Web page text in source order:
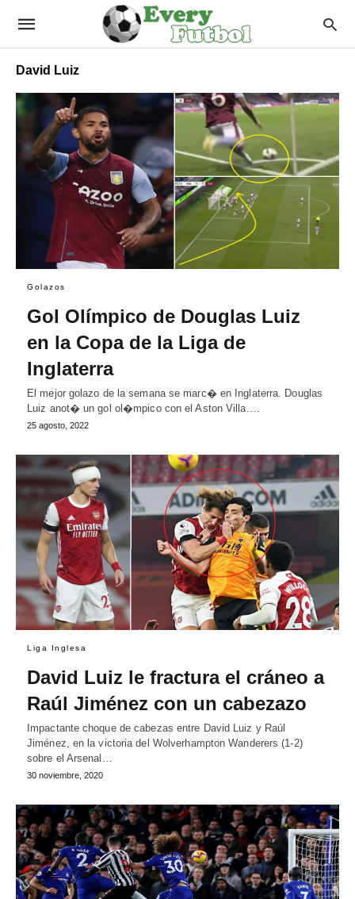
David Luiz
Golazos
Gol Olímpico de Douglas Luiz
en la Copa de la Liga de
Inglaterra
El mejor golazo de la semana se marc� en Inglaterra. Douglas
Luiz anot� un gol ol�mpico con el Aston Villa.…
25 agosto, 2022
Liga Inglesa
David Luiz le fractura el cráneo a
Raúl Jiménez con un cabezazo
Impactante choque de cabezas entre David Luiz y Raúl
Jiménez, en la victoria del Wolverhampton Wanderers (1-2)
sobre el Arsenal…
30 noviembre, 2020